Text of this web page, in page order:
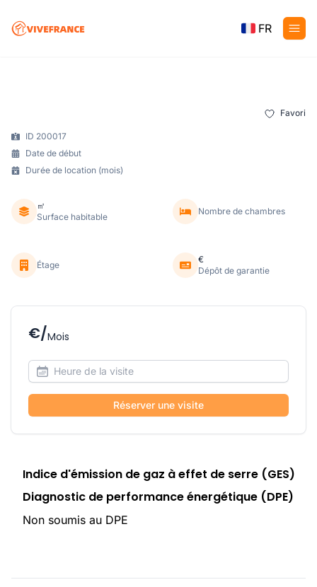
FR
Favori
ID 200017
Date de début
Durée de location (mois)
㎡
Surface habitable
Nombre de chambres
Étage
€
Dépôt de garantie
€/Mois
Réserver une visite
Indice d'émission de gaz à effet de serre (GES)
Diagnostic de performance énergétique (DPE)
Non soumis au DPE